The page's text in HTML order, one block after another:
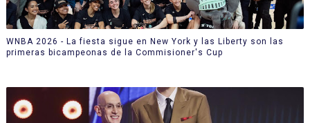
WNBA 2026 - La fiesta sigue en New York y las Liberty son las
primeras bicampeonas de la Commisioner's Cup